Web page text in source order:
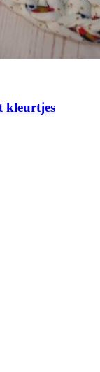
kleurtjes